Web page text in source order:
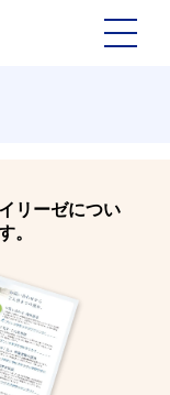
リーゼについ
。